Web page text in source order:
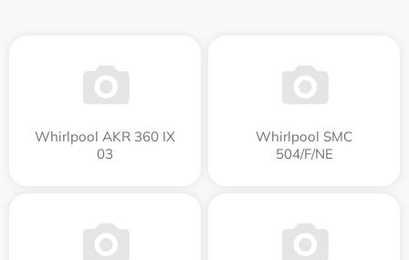
Whirlpool AKR 360 IX
03
Whirlpool SMC
504/F/NE